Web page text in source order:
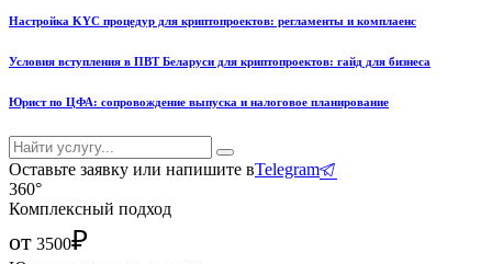
Настройка KYC процедур для криптопроектов: регламенты и комплаенс
Условия вступления в ПВТ Беларуси для криптопроектов: гайд для бизнеса
Юрист по ЦФА: сопровождение выпуска и налоговое планирование
Оставьте заявку или напишите вTelegram
360°
Комплексный подход
от 3500₽